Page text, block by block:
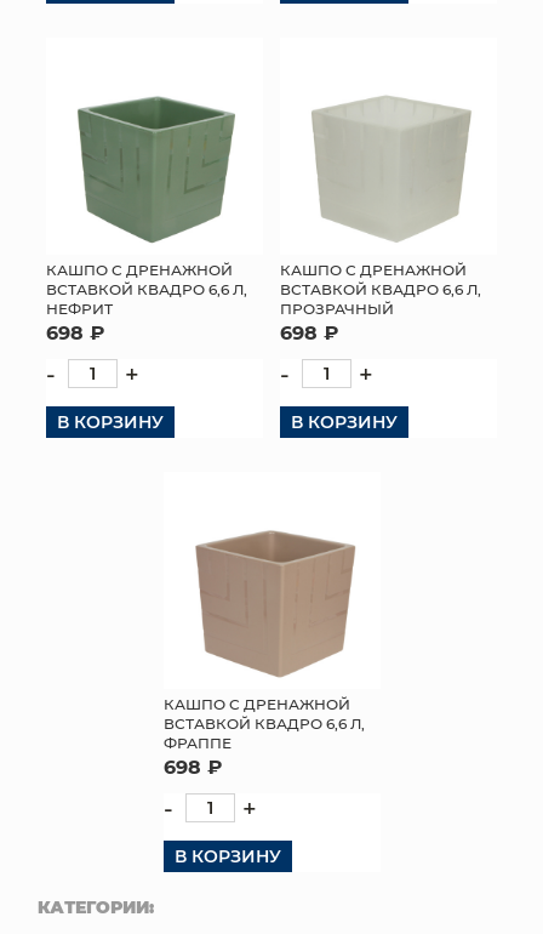
КАШПО С ДРЕНАЖНОЙ
ВСТАВКОЙ КВАДРО 6,6 Л,
НЕФРИТ
698 ₽
- +
В КОРЗИНУ
КАШПО С ДРЕНАЖНОЙ
ВСТАВКОЙ КВАДРО 6,6 Л,
ПРОЗРАЧНЫЙ
698 ₽
- +
В КОРЗИНУ
КАШПО С ДРЕНАЖНОЙ
ВСТАВКОЙ КВАДРО 6,6 Л,
ФРАППЕ
698 ₽
- +
В КОРЗИНУ
КАТЕГОРИИ: